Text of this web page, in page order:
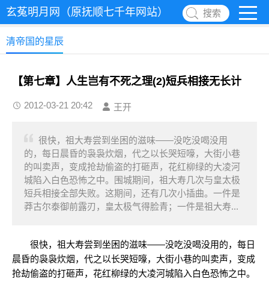
玄菟明月网（原抚顺七千年网站） 搜索
清帝国的星辰
【第七章】人生岂有不死之理(2)短兵相接无长计
2012-03-21 20:42 王开
很快，祖大寿尝到坐困的滋味——没吃没喝没用
的，每日晨昏的袅袅炊烟，代之以长哭短嚎，大街小巷
的叫卖声，变成抢劫偷盗的打砸声，花红柳绿的大凌河
城陷入白色恐怖之中。围城期间，祖大寿几次与皇太极
短兵相接全部失败。这期间，还有几次小插曲。一件是
莽古尔泰御前露刃，皇太极气得脸青；一件是祖大寿...
很快，祖大寿尝到坐困的滋味——没吃没喝没用的，每日
晨昏的袅袅炊烟，代之以长哭短嚎，大街小巷的叫卖声，变成
抢劫偷盗的打砸声，花红柳绿的大凌河城陷入白色恐怖之中。